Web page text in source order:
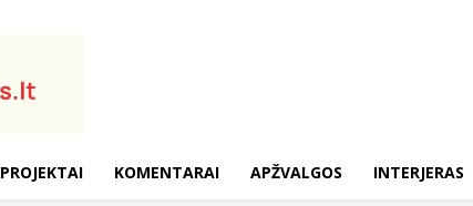
PROJEKTAI KOMENTARAI APŽVALGOS INTERJERAS